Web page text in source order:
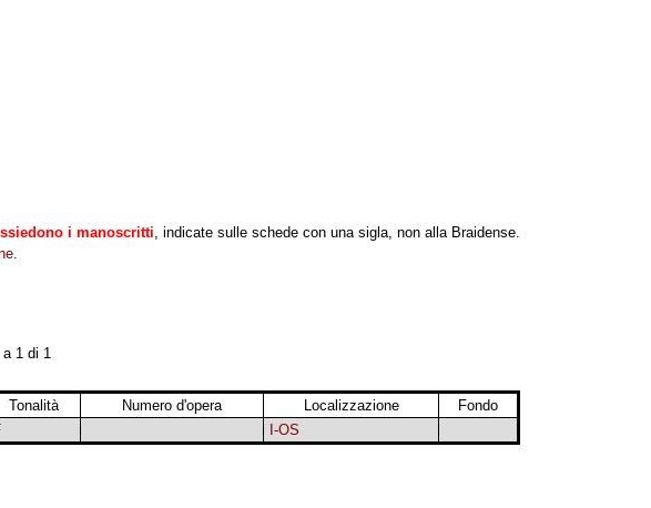
i manoscritti, indicate sulle schede con una sigla, non alla Braidense.
.
a 1 di 1
Tonalità Numero d'opera Localizzazione
Fondo
I-OS